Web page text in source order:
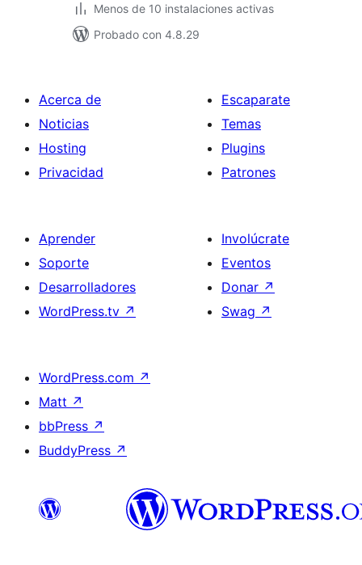
Menos de 10 instalaciones activas
Probado con 4.8.29
Acerca de
Noticias
Hosting
Privacidad
Escaparate
Temas
Plugins
Patrones
Aprender
Soporte
Desarrolladores
WordPress.tv ↗
Involúcrate
Eventos
Donar ↗
Swag ↗
WordPress.com ↗
Matt ↗
bbPress ↗
BuddyPress ↗